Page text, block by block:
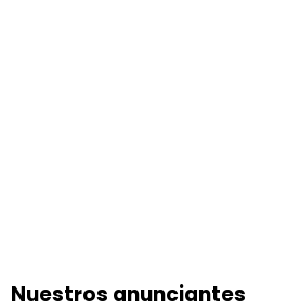
Nuestros anunciantes